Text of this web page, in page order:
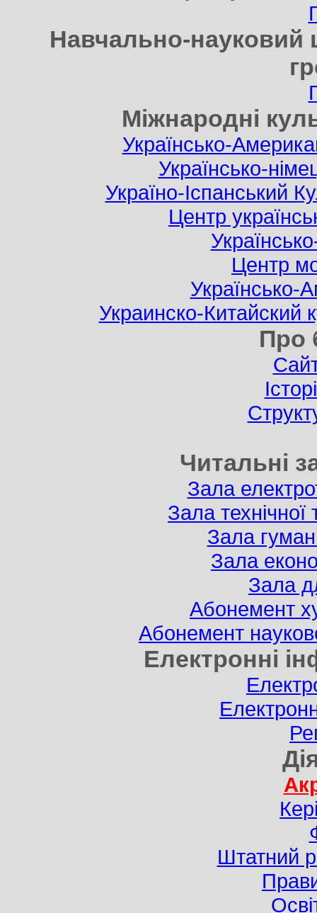
Навчально-науковий
Міжнародні
Українсько-
Українсько-
Україно-Іспанський
Центр
Центр
Українсько-
Украинско-Китайский
Про
Читальні
Зала
Зала технічної
Зала
Зала
Зала
Абонемент
Абонемент
Електронні
Штатний